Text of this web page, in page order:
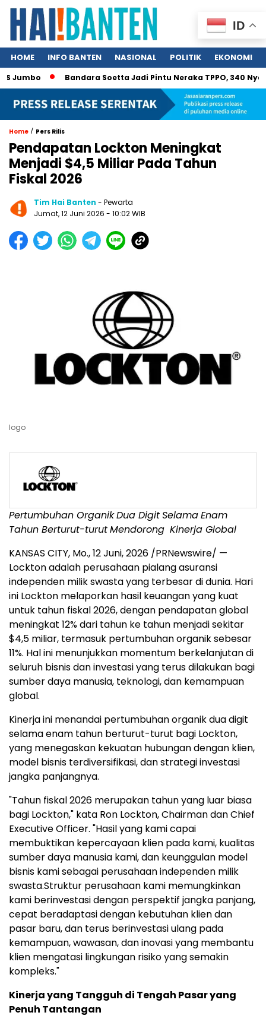
HOME INFO BANTEN NASIONAL POLITIK EKONOMI
Bandara Soetta Jadi Pintu Neraka TPPO, 340 Nyawa
Home / Pers Rilis
Pendapatan Lockton Meningkat
Menjadi $4,5 Miliar Pada Tahun
Fiskal 2026
Tim Hai Banten - Pewarta
Jumat, 12 Juni 2026 - 10:02 WIB
logo
Pertumbuhan OrganikDua DigitSelamaEnam
Tahun Berturut-turutMendorong Kinerja Global
KANSAS CITY, Mo.,12 Juni, 2026 /PRNewswire/ —
Lockton adalah perusahaan pialang asuransi
independen milik swasta yang terbesar di dunia. Hari
ini Lockton melaporkan hasil keuangan yang kuat
untuk tahun fiskal 2026, dengan pendapatan global
meningkat 12% dari tahun ke tahun menjadi sekitar
$4,5 miliar, termasuk pertumbuhan organik sebesar
11%. Hal ini menunjukkan momentum berkelanjutan di
seluruh bisnis dan investasi yang terus dilakukan bagi
sumber daya manusia, teknologi, dan kemampuan
global.
Kinerja ini menandai pertumbuhan organik dua digit
selama enam tahun berturut-turut bagi Lockton,
yang menegaskan kekuatan hubungan dengan klien,
model bisnis terdiversifikasi, dan strategi investasi
jangka panjangnya.
"Tahun fiskal 2026 merupakan tahun yang luar biasa
bagi Lockton," kata Ron Lockton, Chairman dan Chief
Executive Officer. "Hasil yang kami capai
membuktikan kepercayaan klien pada kami, kualitas
sumber daya manusia kami, dan keunggulan model
bisnis kami sebagai perusahaan independen milik
swasta.Struktur perusahaan kami memungkinkan
kami berinvestasi dengan perspektif jangka panjang,
cepat beradaptasi dengan kebutuhan klien dan
pasar baru, dan terus berinvestasi ulang pada
kemampuan, wawasan, dan inovasi yang membantu
klien mengatasi lingkungan risiko yang semakin
kompleks."
Kinerja yang Tangguh di Tengah Pasar yang
Penuh Tantangan
ID